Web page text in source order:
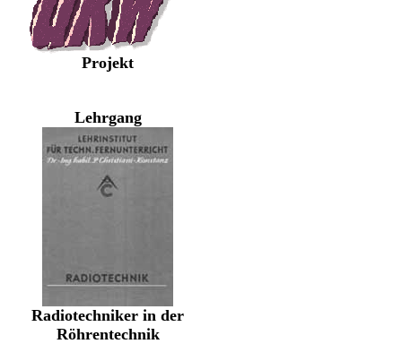
Projekt
Lehrgang
Radiotechniker in der
Röhrentechnik